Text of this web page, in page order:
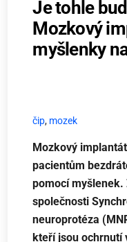
Je tohle
Mozkový
myšlenky
čip, mozek
Mozkový
pacientům
pomocí
společnosti
neuroprotéza
kteří jsou ochrnutí